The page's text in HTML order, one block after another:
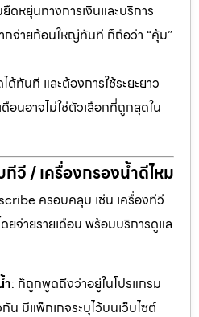
หยุ่นทางการเงินและบริการ
กจ่ายก้อนใหญ่ทันที ก็ถือว่า “คุ้ม”
ทันที และต้องการใช้ระยะยาว
นอาจไม่ใช่ตัวเลือกที่ถูกสุดใน
วี / เครื่องกรองน้ำดีไหม
ครอบคลุม เช่น เครื่องทีวี
ยจ่ายรายเดือน พร้อมบริการดูแล
ำ: ก็ถูกพูดถึงว่าอยู่ในโปรแกรม
น มีแพ็กเกจระบุไว้บนเว็บไซต์